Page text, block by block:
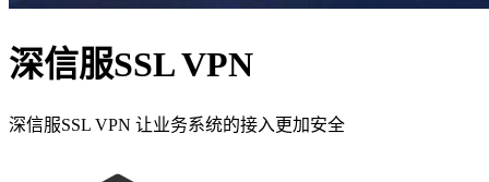
深信服SSL VPN
深信服SSL VPN 让业务系统的接入更加安全